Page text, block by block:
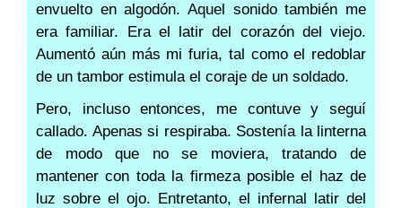
envuelto en algodón. Aquel sonido también me
era familiar. Era el latir del corazón del viejo.
Aumentó aún más mi furia, tal como el redoblar
de un tambor estimula el coraje de un soldado.
Pero, incluso entonces, me contuve y seguí
callado. Apenas si respiraba. Sostenía la linterna
de modo que no se moviera, tratando de
mantener con toda la firmeza posible el haz de
luz sobre el ojo. Entretanto, el infernal latir del